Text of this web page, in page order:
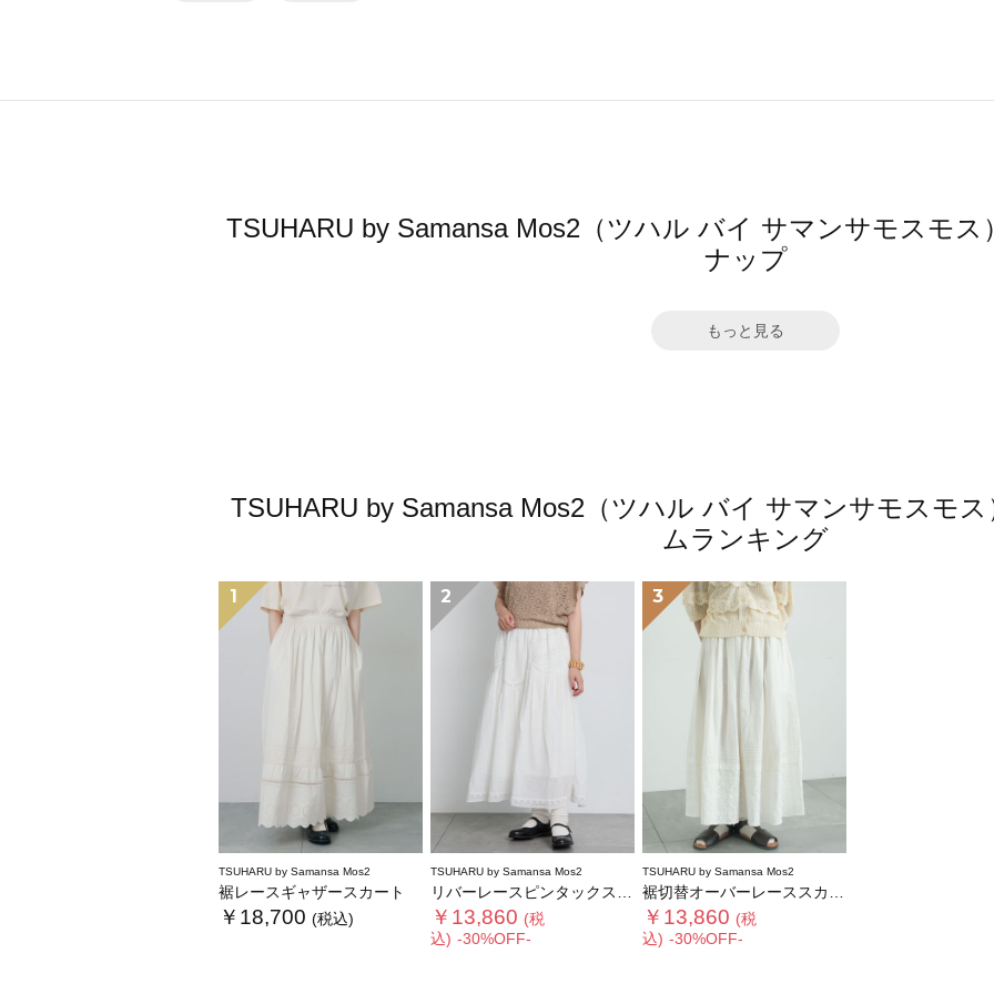
TSUHARU by Samansa Mos2（ツハル バイ サマンサモスモ
ナップ
もっと見る
TSUHARU by Samansa Mos2（ツハル バイ サマンサモスモ
ムランキング
1
TSUHARU by Samansa Mos2
裾レースギャザースカート
￥18,700 (税込)
2
TSUHARU by Samansa Mos2
リバーレースピンタックスカート
￥13,860 (税
込) -30%OFF-
3
TSUHARU by Samansa Mos2
裾切替オーバーレーススカート
￥13,860 (税
込) -30%OFF-